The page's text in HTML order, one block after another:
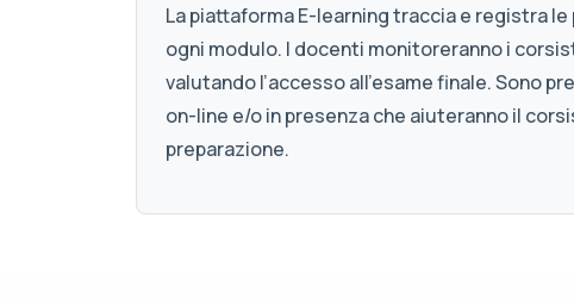
La piattaforma E-learning traccia e registra
ogni modulo. I docenti monitoreranno i
valutando l’accesso all’esame finale. Sono
on-line e/o in presenza che aiuteranno il
preparazione.